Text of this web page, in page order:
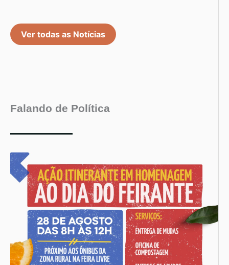
Ver todas as Notícias
Falando de Política